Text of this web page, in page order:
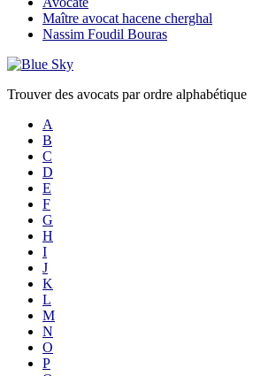
Maître avocat hacene cherghal
Nassim Foudil Bouras
Trouver des avocats par ordre alphabétique
A
B
C
D
E
F
G
H
I
J
K
L
M
N
O
P